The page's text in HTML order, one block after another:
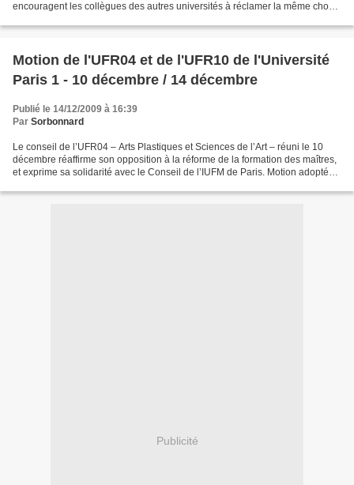
encouragent les collègues des autres universités à réclamer la même chose.
Motion de l'UFR04 et de l'UFR10 de l'Université
Paris 1 - 10 décembre / 14 décembre
Publié le 14/12/2009 à 16:39
Par Sorbonnard
Le conseil de l’UFR04 – Arts Plastiques et Sciences de l’Art – réuni le 10
décembre réaffirme son opposition à la réforme de la formation des maîtres,
et exprime sa solidarité avec le Conseil de l’IUFM de Paris. Motion adoptée
Publicité